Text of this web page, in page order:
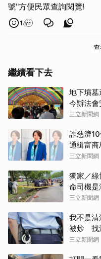
號"方便民眾查詢閱覽!
1
繼續看下去
地下墳
今辦法
三立新聞網
詐慈濟
通緝富
三立新聞網
獨家／
命司機
三立新聞網
我不是
被炒 找
三立新聞網